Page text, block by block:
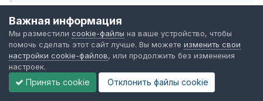
руки там не рубят. если только вешают. Но у нас вот недавно
в последнем регионе РФ (Чечне) заработали суды присяжных.
Значит, мораторий на смертную казнь закончился. и можно
начать её широко применять в судебной практике.
Чебурашка сказал:
Ты представляешь сколько надо вложить в
Важная информация
Мы разместили cookie-файлы на ваше устройство, чтобы
помочь сделать этот сайт лучше. Вы можете изменить свои
настройки cookie-файлов, или продолжить без изменения
настроек.
Принять cookie Отклонить файлы сookie